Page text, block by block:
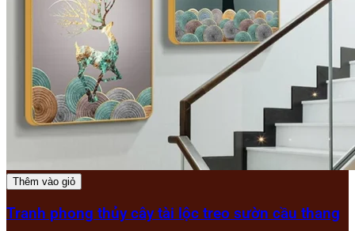
Thêm vào giỏ
Tranh phong thủy cây tài lộc treo sườn cầu thang